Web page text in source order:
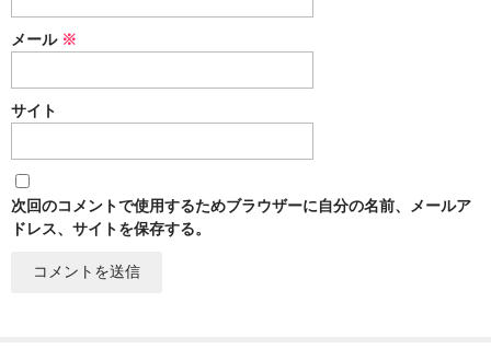
メール ※
サイト
次回のコメントで使用するためブラウザーに自分の名前、メールア
ドレス、サイトを保存する。